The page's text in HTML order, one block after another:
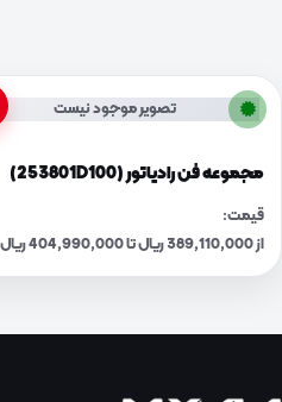
تصویر موجود نیست
مجموعه فن رادیاتور (253801D100)
قیمت:
از 389,110,000 ریال تا 404,990,000 ریال